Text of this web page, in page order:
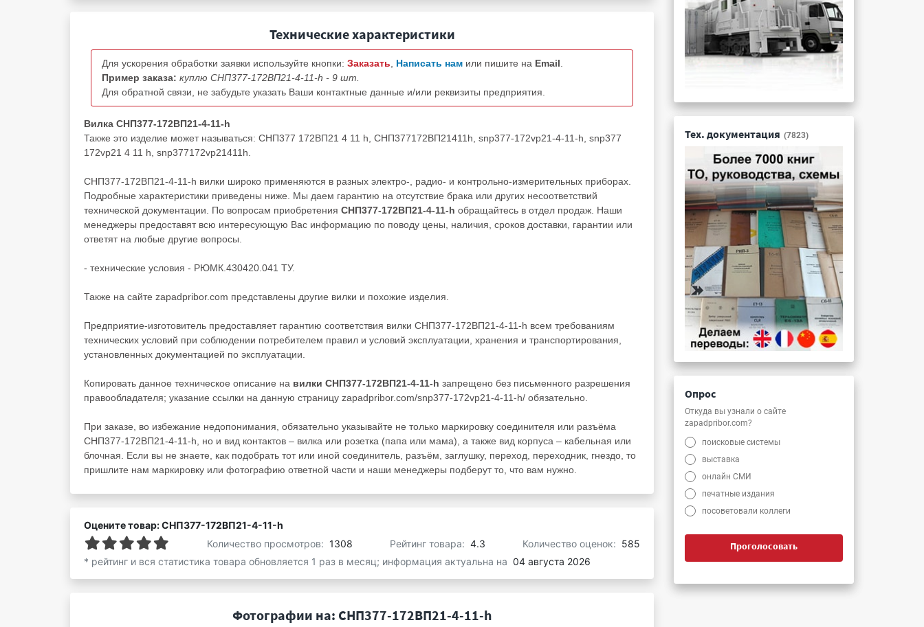
Технические характеристики
Для ускорения обработки заявки используйте кнопки: Заказать Написать нам или пишите на Email
Пример заказа: куплю СНП377-172ВП21-4-11-h - 9 шт.
Для обратной связи, не забудьте указать Ваши контактные данные и/или реквизиты предприятия.
Вилка СНП377-172ВП21-4-11-h
Также это изделие может называться: СНП377 172ВП21 4 11 h, СНП377172ВП21411h, snp377-172vp21-4-11-h, snp377
172vp21 4 11 h, snp377172vp21411h.
СНП377-172ВП21-4-11-h вилки широко применяются в разных электро-, радио- и контрольно-измерительных приборах.
Подробные характеристики приведены ниже. Мы даем гарантию на отсутствие брака или других несоответствий
технической документации. По вопросам приобретения СНП377-172ВП21-4-11-h обращайтесь в отдел продаж. Наши
менеджеры предоставят всю интересующую Вас информацию по поводу цены, наличия, сроков доставки, гарантии или
ответят на любые другие вопросы.
- технические условия - РЮМК.430420.041 ТУ.
Также на сайте zapadpribor.com представлены другие вилки и похожие изделия.
Предприятие-изготовитель предоставляет гарантию соответствия вилки СНП377-172ВП21-4-11-h всем требованиям
технических условий при соблюдении потребителем правил и условий эксплуатации, хранения и транспортирования,
установленных документацией по эксплуатации.
Копировать данное техническое описание на вилки СНП377-172ВП21-4-11-h запрещено без письменного разрешения
правообладателя; указание ссылки на данную страницу zapadpribor.com/snp377-172vp21-4-11-h/ обязательно.
При заказе, во избежание недопонимания, обязательно указывайте не только маркировку соединителя или разъёма
СНП377-172ВП21-4-11-h, но и вид контактов – вилка или розетка (папа или мама), а также вид корпуса – кабельная или
блочная. Если вы не знаете, как подобрать тот или иной соединитель, разъём, заглушку, переход, переходник, гнездо, то
пришлите нам маркировку или фотографию ответной части и наши менеджеры подберут то, что вам нужно.
Оцените товар: СНП377-172ВП21-4-11-h
Количество просмотров: 1308 Рейтинг товара: 4.3 Количество оценок: 585
* рейтинг и вся статистика товара обновляется 1 раз в месяц; информация актуальна на 04 августа 2026
Фотографии на: СНП377-172ВП21-4-11-h
Тех. документация (7823)
Опрос
Откуда вы узнали о сайте
zapadpribor.com?
поисковые системы
выставка
онлайн СМИ
печатные издания
посоветовали коллеги
Проголосовать